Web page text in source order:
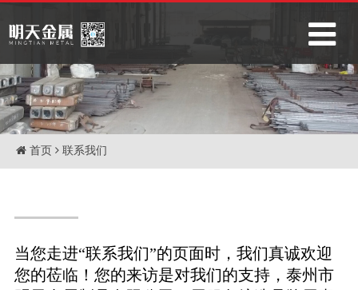
首页 联系我们
当您走进“联系我们”的页面时，我们真诚欢迎
您的莅临！您的来访是对我们的支持，泰州市